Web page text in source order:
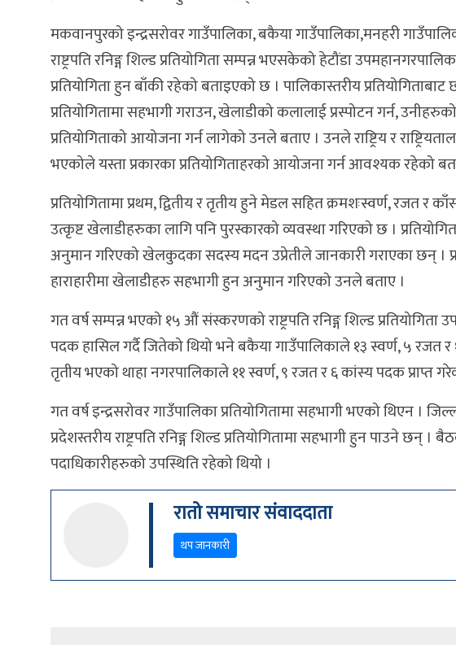
मकवानपुरको इन्द्रसरोवर गाउँपालिका, बकैया गाउँपालिका,मनहरी
राष्ट्रपति रनिङ्ग शिल्ड प्रतियोगिता सम्पन्न भएसकेको हेटौंडा
प्रतियोगिता हुन बाँकी रहेको बताइएको छ । पालिकास्तरीय
प्रतियोगितामा सहभागी गराउन, खेलाडीको कलालाई प्रस्पोटन गर्न,
प्रतियोगिताको आयोजना गर्न लागेको उनले बताए । उनले राष्ट्रिय र
भएकोले यस्ता प्रकारका प्रतियोगिताहरको आयोजना गर्न आवश्यक रहेको
प्रतियोगितामा प्रथम, द्वितीय र तृतीय हुने मेडल सहित क्रमशःस्वर्ण, रजत र
उत्कृष्ट खेलाडीहरुका लागि पनि पुरस्कारको व्यवस्था गरिएको छ ।
अनुमान गरिएको खेलकुदका सदस्य मदन उप्रेतीले जानकारी गराएका छन् ।
हाराहारीमा खेलाडीहरु सहभागी हुन अनुमान गरिएको उनले बताए ।
गत वर्ष सम्पन्न भएको १५ औं संस्करणको राष्ट्रपति रनिङ्ग शिल्ड
पदक हासिल गर्दै जितेको थियो भने बकैया गाउँपालिकाले १३ स्वर्ण, ५ रजत
तृतीय भएको थाहा नगरपालिकाले ११ स्वर्ण, ९ रजत र ६ कांस्य पदक प्राप्त
गत वर्ष इन्द्रसरोवर गाउँपालिका प्रतियोगितामा सहभागी भएको थिएन ।
प्रदेशस्तरीय राष्ट्रपति रनिङ्ग शिल्ड प्रतियोगितामा सहभागी हुन पाउने छन्
पदाधिकारीहरुको उपस्थिति रहेको थियो ।
रातो समाचार संवाददाता
थप जानकारी